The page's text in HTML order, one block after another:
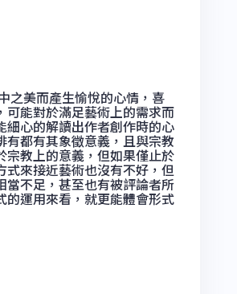
美而產生愉悅的心情，喜
可能對於滿足藝術上的需求而
細心的解讀出作者創作時的心
都有其象徵意義，且與宗教
宗教上的意義，但如果僅止於
來接近藝術也沒有不好，但
當不足，甚至也有被評論者所
的運用來看，就更能體會形式